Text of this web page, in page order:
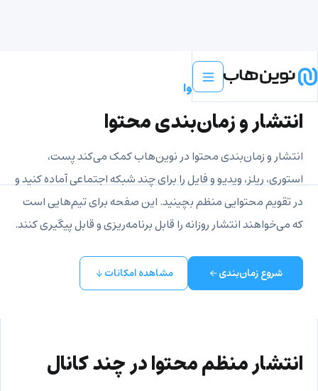
انتشار و زمان‌بندی محتوا
انتشار و زمان‌بندی محتوا
انتشار و زمان‌بندی محتوا در نوین‌هاب کمک می‌کند پست،
استوری، ریلز، ویدیو و فایل را برای چند شبکه اجتماعی آماده کنید و
در تقویم محتوایی منظم بچینید. این صفحه برای تیم‌هایی است
که می‌خواهند انتشار روزانه را قابل برنامه‌ریزی و قابل پیگیری کنند.
شروع زمان‌بندی مشاهده امکانات
انتشار منظم محتوا در چند کانال